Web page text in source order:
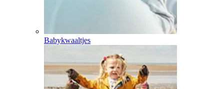
Babykwaaltjes